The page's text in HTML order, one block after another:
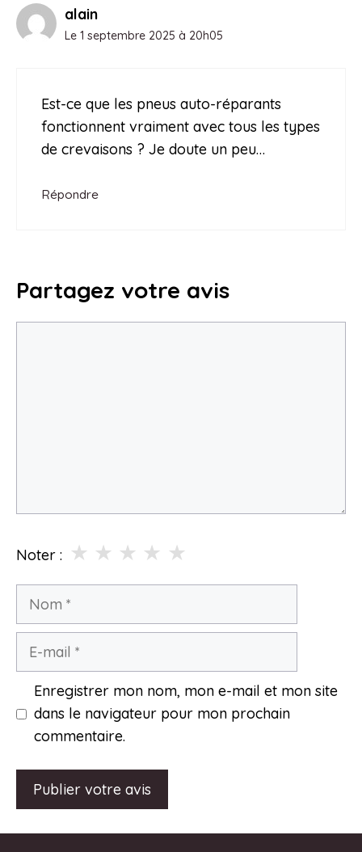
alain
Le 1 septembre 2025 à 20h05
Est-ce que les pneus auto-réparants
fonctionnent vraiment avec tous les types
de crevaisons ? Je doute un peu…
Répondre
Partagez votre avis
Noter : ★
★
★
★
★
Nom
Enregistrer mon nom, mon e-mail et mon site
dans le navigateur pour mon prochain
commentaire.